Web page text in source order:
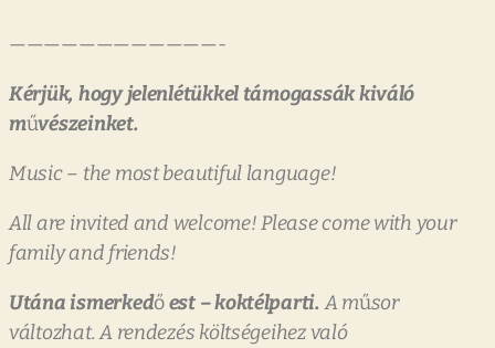
————————————-
Kérjük, hogy jelenlétükkeltámogassákkiváló
művészeinket.
Music– the mostbeautiful language!
Allare invited and welcome!Pleasecome with your
familyand friends!
Utána ismerkedőest –koktélparti. A műsor
változhat. A rendezés költségeihez való